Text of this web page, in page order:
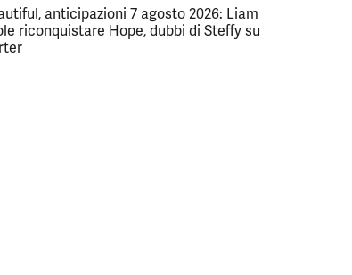
anticipazioni 7 agosto 2026: Liam
riconquistare Hope, dubbi di Steffy su